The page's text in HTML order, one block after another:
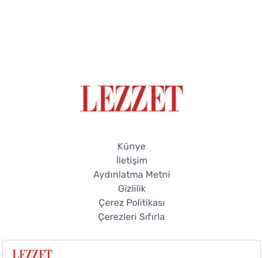
Künye
İletişim
Aydınlatma Metni
Gizlilik
Çerez Politikası
Çerezleri Sıfırla